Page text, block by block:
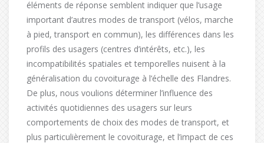
éléments de réponse semblent indiquer que l’usage
important d’autres modes de transport (vélos, marche
à pied, transport en commun), les différences dans les
profils des usagers (centres d’intérêts, etc.), les
incompatibilités spatiales et temporelles nuisent à la
généralisation du covoiturage à l’échelle des Flandres.
De plus, nous voulions déterminer l’influence des
activités quotidiennes des usagers sur leurs
comportements de choix des modes de transport, et
plus particulièrement le covoiturage, et l’impact de ces